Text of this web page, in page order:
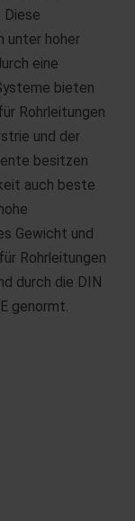
Diese
unter hoher
eine
bieten
Rohrleitungen
und der
besitzen
auch beste
Gewicht und
Rohrleitungen
durch die DIN
genormt.